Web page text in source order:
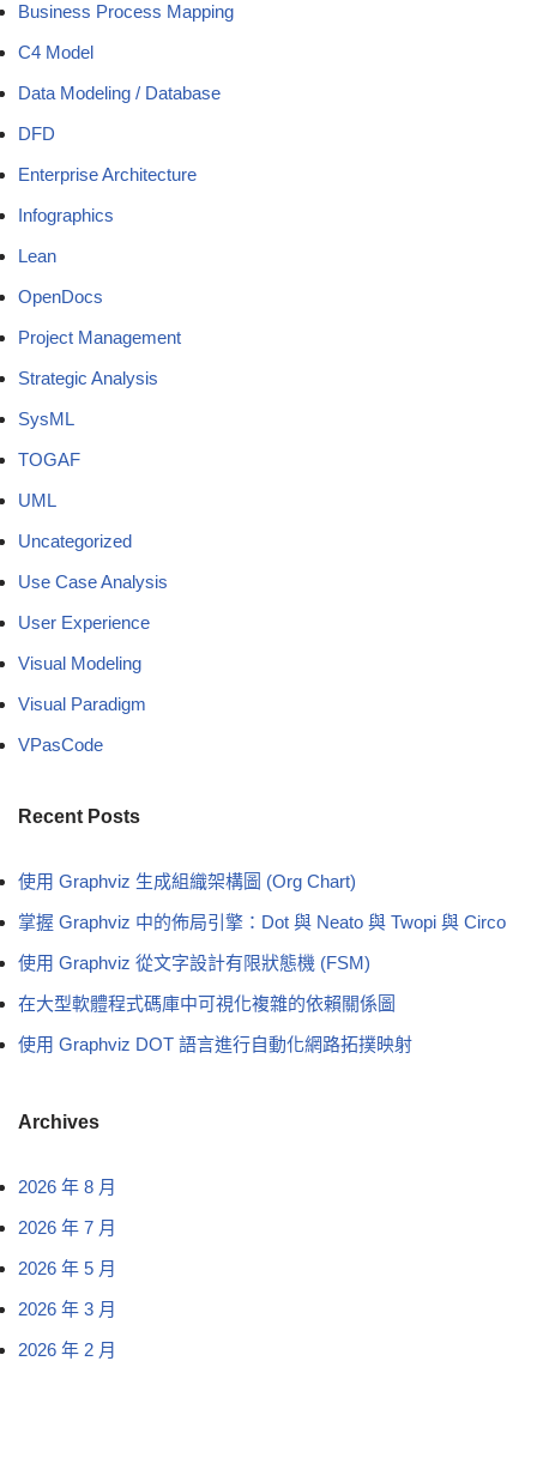
Business Process Mapping
C4 Model
Data Modeling / Database
DFD
Enterprise Architecture
Infographics
Lean
OpenDocs
Project Management
Strategic Analysis
SysML
TOGAF
UML
Uncategorized
Use Case Analysis
User Experience
Visual Modeling
Visual Paradigm
VPasCode
Recent Posts
使用 Graphviz 生成組織架構圖 (Org Chart)
掌握 Graphviz 中的佈局引擎：Dot 與 Neato 與 Twopi 與 Circo
使用 Graphviz 從文字設計有限狀態機 (FSM)
在大型軟體程式碼庫中可視化複雜的依賴關係圖
使用 Graphviz DOT 語言進行自動化網路拓撲映射
Archives
2026 年 8 月
2026 年 7 月
2026 年 5 月
2026 年 3 月
2026 年 2 月